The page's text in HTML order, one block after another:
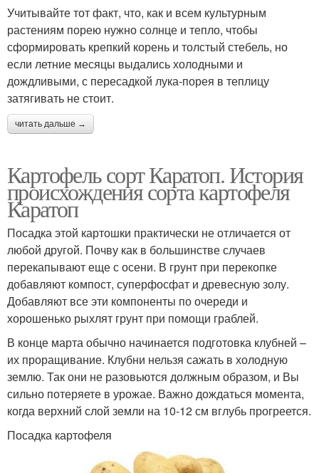
Учитывайте тот факт, что, как и всем культурным
растениям порею нужно солнце и тепло, чтобы
сформировать крепкий корень и толстый стебель, но
если летние месяцы выдались холодными и
дождливыми, с пересадкой лука-порея в теплицу
затягивать не стоит.
читать дальше →
Картофель сорт Каратоп. История
происхождения сорта картофеля
Каратоп
Посадка этой картошки практически не отличается от
любой другой. Почву как в большинстве случаев
перекапывают еще с осени. В грунт при перекопке
добавляют компост, суперфосфат и древесную золу.
Добавляют все эти компоненты по очереди и
хорошенько рыхлят грунт при помощи граблей.
В конце марта обычно начинается подготовка клубней –
их проращивание. Клубни нельзя сажать в холодную
землю. Так они не разовьются должным образом, и Вы
сильно потеряете в урожае. Важно дождаться момента,
когда верхний слой земли на 10-12 см вглубь прогреется.
Посадка картофеля